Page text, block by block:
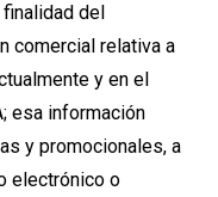
del
comercial relativa a
y en el
esa información
y promocionales, a
electrónico o